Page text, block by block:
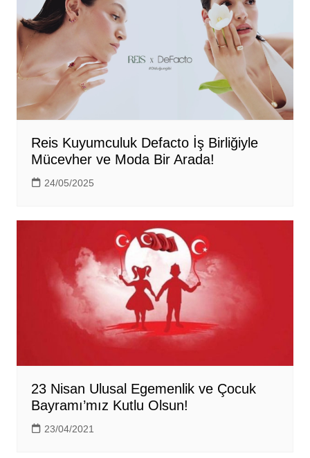
Reis Kuyumculuk Defacto İş Birliğiyle
Mücevher ve Moda Bir Arada!
24/05/2025
23 Nisan Ulusal Egemenlik ve Çocuk
Bayramı’mız Kutlu Olsun!
23/04/2021